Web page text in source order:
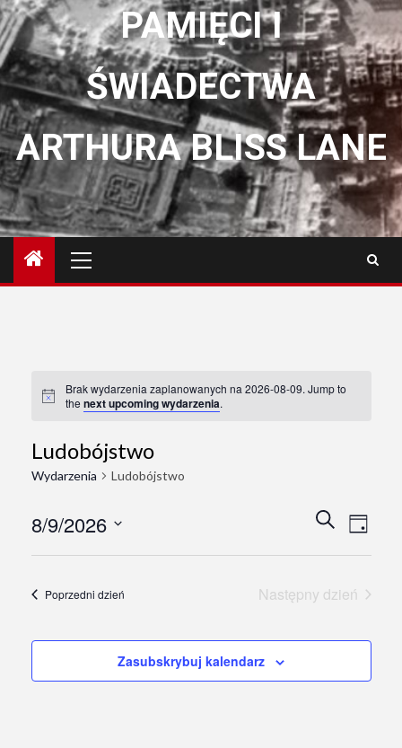
PAMIĘCI I
ŚWIADECTWA
ARTHURA BLISS LANE
główne
Brak wydarzenia zaplanowanych na 2026-08-09. Jump to
thenext upcoming wydarzenia.
Ludobójstwo
Wydarzenia Ludobójstwo
Search
Views
Szukaj
Day
8/9/2026
Wybierz
Poprzedni dzień Następny dzień
Zasubskrybuj kalendarz